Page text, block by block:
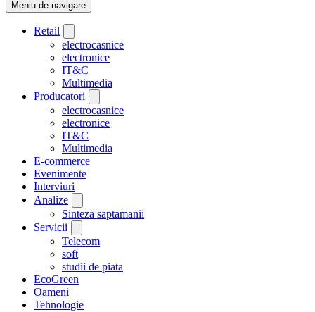
Meniu de navigare
Retail
electrocasnice
electronice
IT&C
Multimedia
Producatori
electrocasnice
electronice
IT&C
Multimedia
E-commerce
Evenimente
Interviuri
Analize
Sinteza saptamanii
Servicii
Telecom
soft
studii de piata
EcoGreen
Oameni
Tehnologie